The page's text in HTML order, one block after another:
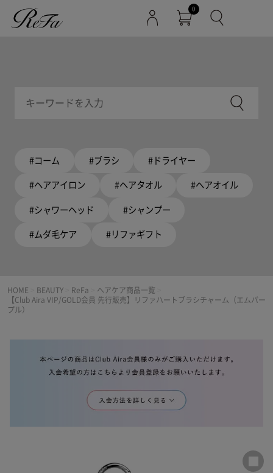
0
#コーム #ブラシ #ドライヤー
#ヘアアイロン #ヘアタオル #ヘアオイル
#シャワーヘッド #シャンプー
#ムダ毛ケア #リファギフト
HOME BEAUTY ReFa ヘアケア商品一覧
【Club Aira VIP/GOLD会員 先行販売】リファハートブラシチャーム（エムパー
プル）